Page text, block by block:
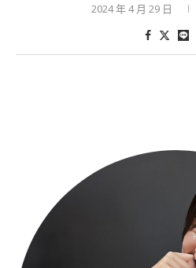
2024 年 4 月 29 日